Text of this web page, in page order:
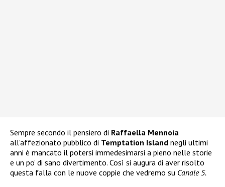
Sempre secondo il pensiero di Raffaella Mennoia
all’affezionato pubblico di Temptation Island negli ultimi
anni è mancato il potersi immedesimarsi a pieno nelle storie
e un po’ di sano divertimento. Così si augura di aver risolto
questa falla con le nuove coppie che vedremo su Canale 5.